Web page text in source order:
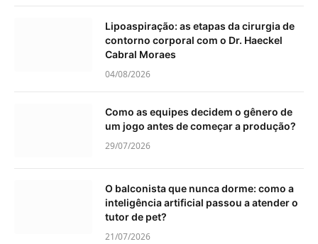
Lipoaspiração: as etapas da cirurgia de
contorno corporal com o Dr. Haeckel
Cabral Moraes
04/08/2026
Como as equipes decidem o gênero de
um jogo antes de começar a produção?
29/07/2026
O balconista que nunca dorme: como a
inteligência artificial passou a atender o
tutor de pet?
21/07/2026